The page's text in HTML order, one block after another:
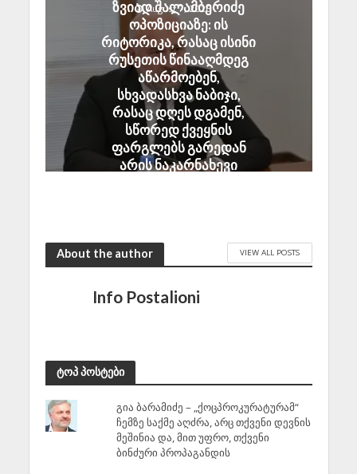
August 7, 2026
ზვიად შალამბერიძე
ოპოზიციაზე: ის
რიტორიკა, რასაც ისინი
რუსეთის წინააღმდეგ
აწარმოებენ,
სხვადასხვა ნაბიჯი,
რასაც დღეს დგამენ,
სწორედ ქვეყნის
ფარგლებს გარედან
არის ნაკარნახევი
About the author VIEW ALL POSTS
Info Postalioni
ტოპ პოსტები
გია ბარამიძე – „ქოცპროკურატურამ“
ჩემზე საქმე აღძრა, არც თქვენი დევნის
მეშინია და, მით უფრო, თქვენი
ბინძური პროპაგანდის